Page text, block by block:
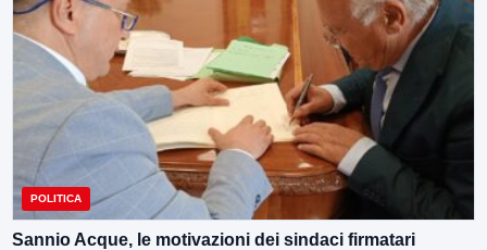
POLITICA
Sannio Acque, le motivazioni dei sindaci firmatari